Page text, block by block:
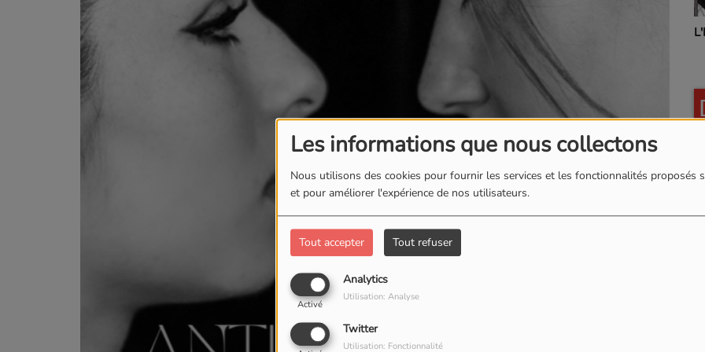
Les informations que nous collectons
Nous utilisons des cookies pour fournir les services et les fonctionnalités proposés
et pour améliorer l'expérience de nos utilisateurs.
Tout accepter Tout refuser
Analytics
Activé
Utilisation: Analyse
Twitter
Utilisation: Fonctionnalité